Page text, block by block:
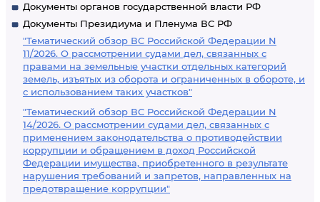
Документы органов государственной власти РФ
Документы Президиума и Пленума ВС РФ
"Тематический обзор ВС Российской Федерации N
11/2026. О рассмотрении судами дел, связанных с
правами на земельные участки отдельных категорий
земель, изъятых из оборота и ограниченных в обороте, и
с использованием таких участков"
"Тематический обзор ВС Российской Федерации N
14/2026. О рассмотрении судами дел, связанных с
применением законодательства о противодействии
коррупции и обращением в доход Российской
Федерации имущества, приобретенного в результате
нарушения требований и запретов, направленных на
предотвращение коррупции"